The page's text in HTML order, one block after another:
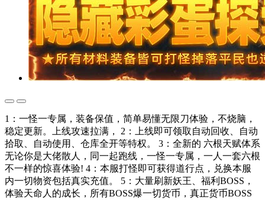
1：一怪一专属，装备保值，简单易懂无限刀体验，不烧脑，
稳定更新。上线攻速拉满， 2：上线即可领取自动回收、自动
拾取、自动使用、仓库全开等特权。 3：全新的 六根天赋体系
无论你是大佬散人，同一起跑线，一怪一专属，一人一套六根
不一样的惊喜体验! 4：本服打怪即可获得道行点，兑换本服
内一切物资包括真实充值。 5：大量刷新妖王、福利BOSS，
体验天命人的成长，所有BOSS爆一切货币，真正货币BOSS